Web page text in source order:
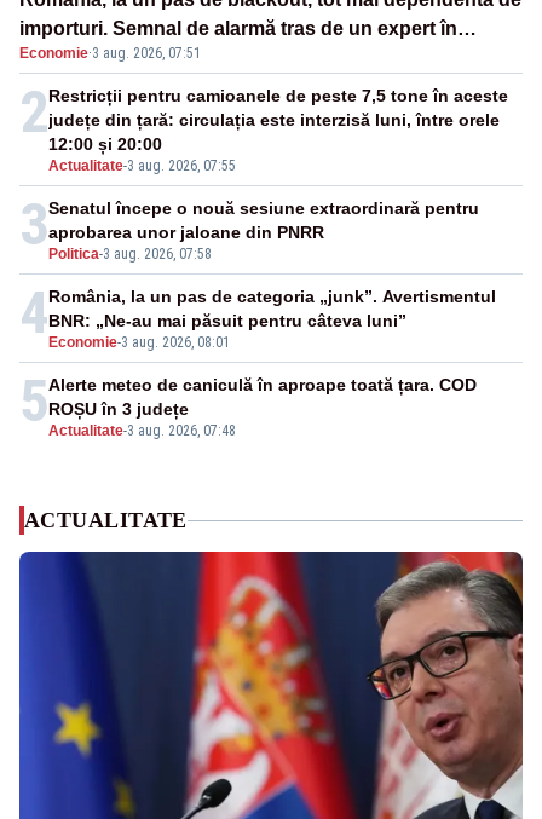
importuri. Semnal de alarmă tras de un expert în
energie
Economie·3 aug. 2026, 07:51
2
Actualitate-3 aug. 2026, 07:55
Restricții pentru camioanele de peste 7,5 tone în aceste
județe din țară: circulația este interzisă luni, între orele
12:00 și 20:00
3 Politica-3 aug. 2026, 07:58
Senatul începe o nouă sesiune extraordinară pentru
aprobarea unor jaloane din PNRR
4 Economie-3 aug. 2026, 08:01
România, la un pas de categoria „junk”. Avertismentul
BNR: „Ne-au mai păsuit pentru câteva luni”
5Actualitate-3 aug. 2026, 07:48
Alerte meteo de caniculă în aproape toată țara. COD
ROȘU în 3 județe
ACTUALITATE